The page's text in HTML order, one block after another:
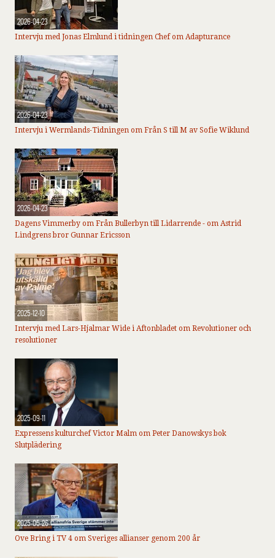
2026-04-23
Intervju med Jonas Elmlund i tidningen Chef om Adapturance
2026-04-23
Intervju i Wermlands-Tidningen om Från S till M av Sofie Wiklund
2026-04-23
Dagens Vimmerby om Från Bullerbyn till Lidarrende - om Astrid
Lindgrens bror Gunnar Ericsson
2025-12-10
Intervju med Lars-Hjalmar Wide i Aftonbladet om Revolutioner och
resolutioner
2025-09-11
Expressens kulturchef Victor Malm om Peter Danowskys bok
Slutplädering
2025-05-26
Ove Bring i TV 4 om Sveriges allianser genom 200 år